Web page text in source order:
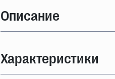
Описание
Характеристики